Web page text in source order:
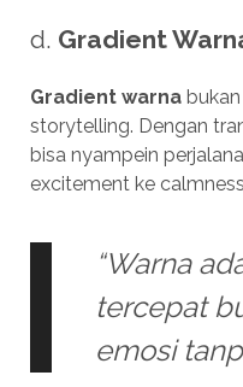
d. Gradient
Gradient warnabukan
storytelling. Dengan
bisa nyampein
excitement ke
“Warna
tercepat
emosi